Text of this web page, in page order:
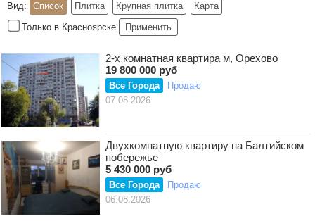
Вид:
Список Плитка Крупная плитка
Карта
Только в Красноярске
Применить
2-х комнатная квартира м, Орехово
19 800 000 руб
Все Города
Продаю
07.08.2026
Двухкомнатную квартиру на Балтийском
побережье
5 430 000 руб
Все Города
Продаю
06.08.2026